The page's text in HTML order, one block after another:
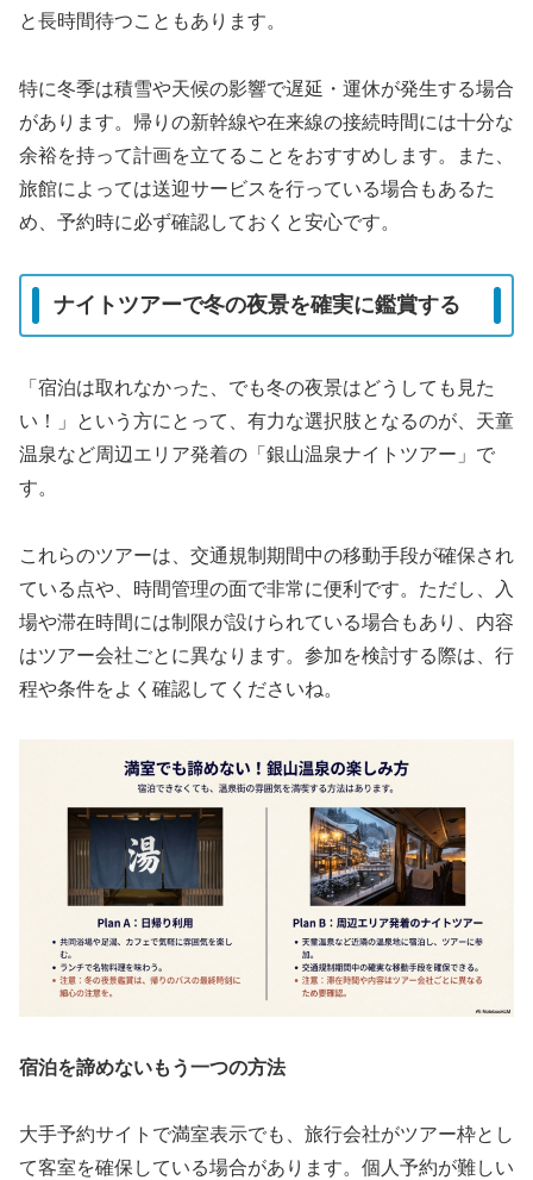
と長時間待つこともあります。
特に冬季は積雪や天候の影響で遅延・運休が発生する場合
があります。帰りの新幹線や在来線の接続時間には十分な
余裕を持って計画を立てることをおすすめします。また、
旅館によっては送迎サービスを行っている場合もあるた
め、予約時に必ず確認しておくと安心です。
ナイトツアーで冬の夜景を確実に鑑賞する
「宿泊は取れなかった、でも冬の夜景はどうしても見た
い！」という方にとって、有力な選択肢となるのが、天童
温泉など周辺エリア発着の 「銀山温泉ナイトツアー」 で
す。
これらのツアーは、交通規制期間中の移動手段が確保され
ている点や、時間管理の面で非常に便利です。ただし、入
場や滞在時間には制限が設けられている場合もあり、内容
はツアー会社ごとに異なります。参加を検討する際は、行
程や条件をよく確認してくださいね。
宿泊を諦めないもう一つの方法
大手予約サイトで満室表示でも、旅行会社がツアー枠とし
て客室を確保している場合があります。個人予約が難しい